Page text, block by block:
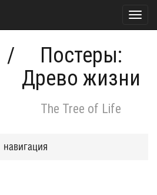
/
Постеры:
Древо жизни
The Tree of Life
навигация